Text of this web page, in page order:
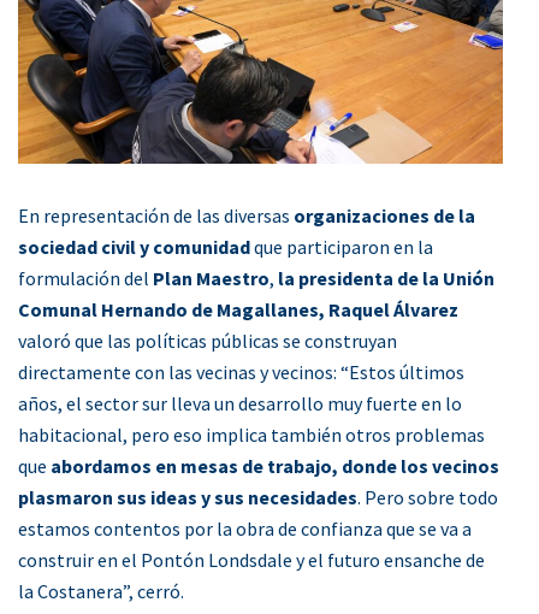
En representación de las diversas organizaciones de la
sociedad civil y comunidadque participaron en la
formulación del Plan Maestro, la presidenta de la Unión
Comunal Hernando de Magallanes, Raquel Álvarez
valoró que las políticas públicas se construyan
directamente con las vecinas y vecinos: “Estos últimos
años, el sector sur lleva un desarrollo muy fuerte en lo
habitacional, pero eso implica también otros problemas
que abordamos en mesas de trabajo, donde los vecinos
plasmaron sus ideas y sus necesidades. Pero sobre todo
estamos contentos por la obra de confianza que se va a
construir en el Pontón Londsdale y el futuro ensanche de
la Costanera”, cerró.